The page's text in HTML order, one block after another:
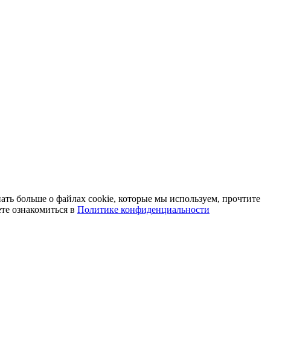
больше о файлах cookie, которые мы используем, прочтите
ознакомиться в Политике конфиденциальности